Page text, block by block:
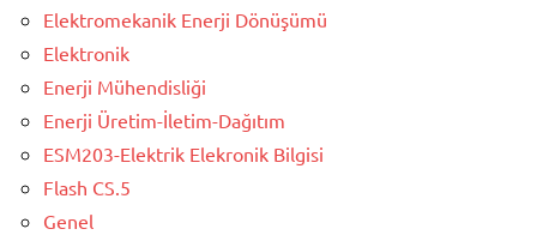
Elektromekanik Enerji Dönüşümü
Elektronik
Enerji Mühendisliği
Enerji Üretim-İletim-Dağıtım
ESM203-Elektrik Elekronik Bilgisi
Flash CS.5
Genel